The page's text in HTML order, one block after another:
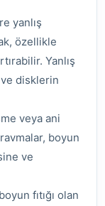
yanlış
özellikle
Yanlış
disklerin
veya ani
boyun
ve
fıtığı olan